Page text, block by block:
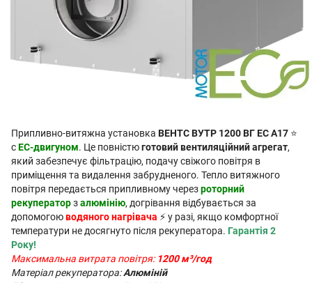
Припливно-витяжна установка ВЕНТС ВУТР 1200 ВГ ЕС А17 ⭐
сEC-двигуном. Це повністюготовий вентиляційний агрегат,
який забезпечує фільтрацію, подачу свіжого повітря в
приміщення та видалення забрудненого. Тепло витяжного
повітря передається припливному черезроторний
рекуператорзалюмінію, догрівання відбувається за
допомогоюводяного нагрівача ⚡ у разі, якщо комфортної
температури не досягнуто після рекуператора. Гарантія 2
Року!
Максимальна витрата повітря: 1200 м³/год
Матеріал рекуператора:Алюміній